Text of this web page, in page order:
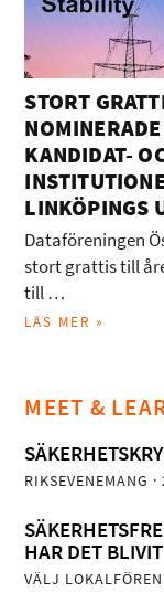
STORT
KANDIDAT-
LINKÖPINGS
Dataföreningen
stort grattis till
till …
LÄS MER »
MEET &
RIKSEVENEMANG
HAR DET
VÄLJ